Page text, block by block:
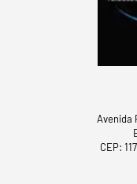
Avenida
CEP: